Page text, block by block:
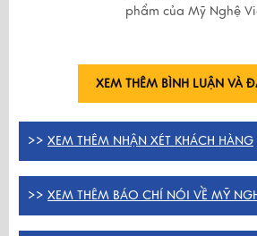
phẩm của Mỹ Nghệ
XEM THÊM BÌNH LUẬN VÀ
>> XEM THÊM NHẬN XÉT KHÁCH HÀNG
>> XEM THÊM BÁO CHÍ NÓI VỀ MỸ